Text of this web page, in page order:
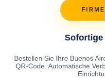
Bestellen Sie Ihre Buenos
QR-Code. Automatische